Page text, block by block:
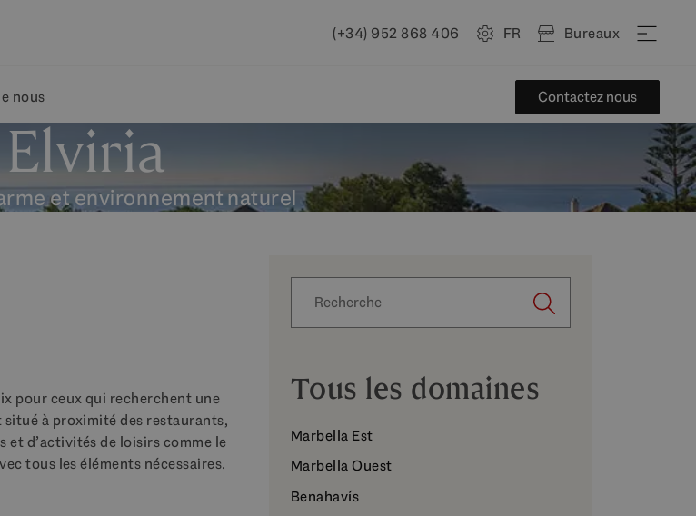
(+34) 952 868 406 FR Bureaux
nous Contactez nous
Elviria
et environnement naturel
pour ceux qui recherchent une
situé à proximité des restaurants,
et d’activités de loisirs comme le
tous les éléments nécessaires.
Tous les domaines
Marbella Est
Marbella Ouest
Benahavís